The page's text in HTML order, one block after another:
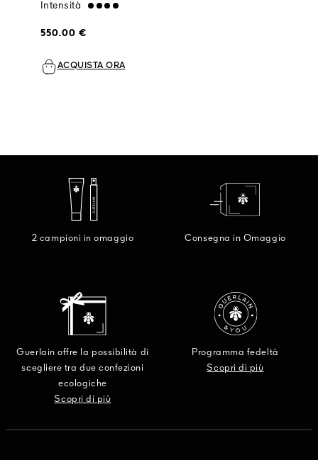
Intensità strong
550.00 €
ACQUISTA ORA
2 campioni in omaggio Consegna in Omaggio
Guerlain offre la possibilità di
scegliere tra due confezioni
ecologiche
Scopri di più
Programma fedeltà
Scopri di più